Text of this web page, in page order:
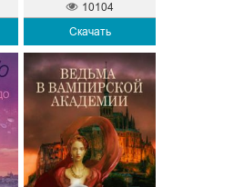
Скачать
10104